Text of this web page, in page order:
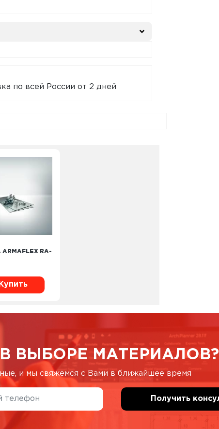
по всей России от 2 дней
RA-
Купить
ВЫБОРЕ МАТЕРИАЛОВ?
и мы свяжемся с Вами в ближайшее время